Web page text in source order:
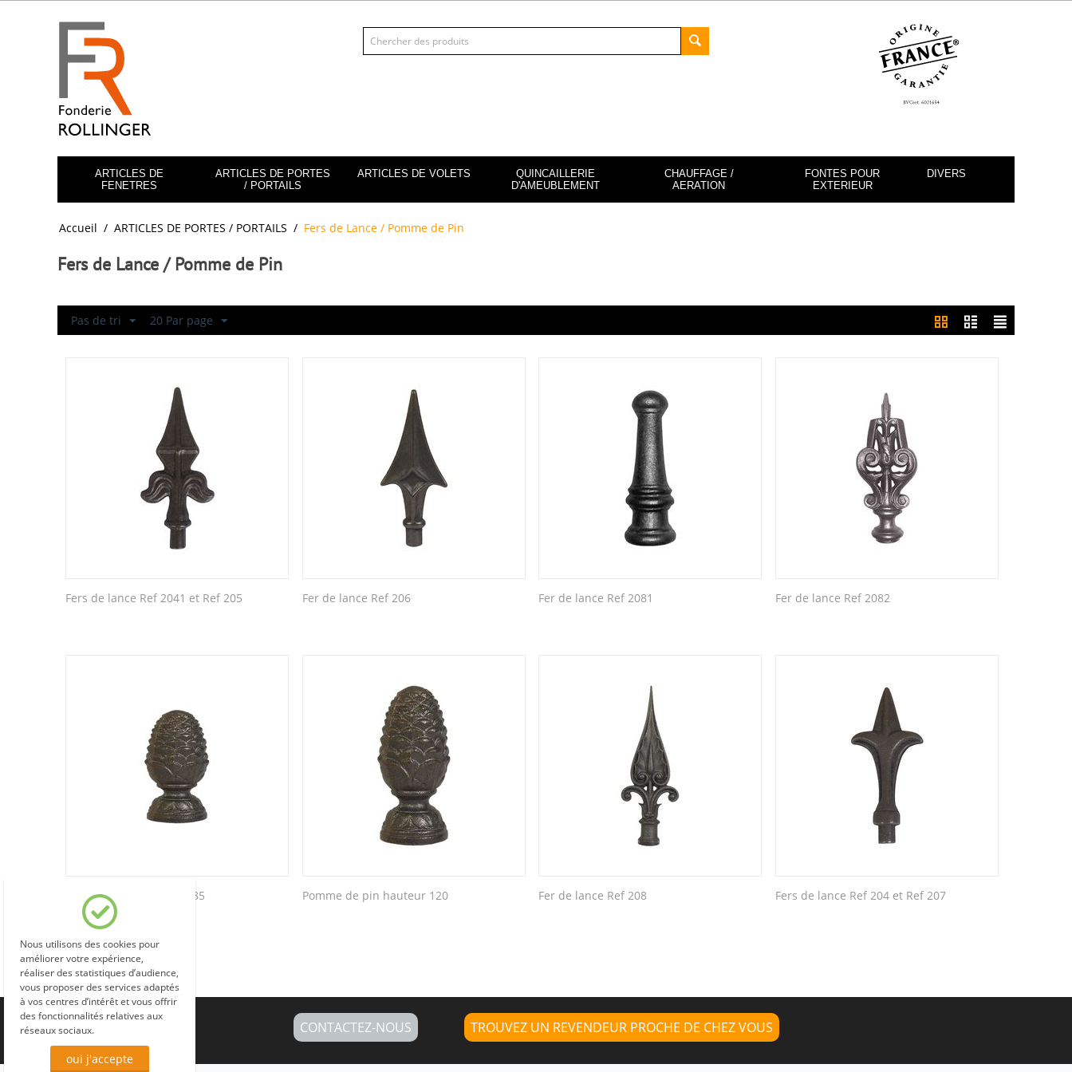
ARTICLES DE
FENETRES
ARTICLES DE PORTES
/ PORTAILS
ARTICLES DE VOLETS
QUINCAILLERIE
D'AMEUBLEMENT
CHAUFFAGE /
AERATION
FONTES POUR
EXTERIEUR
DIVERS
Accueil / ARTICLES DE PORTES / PORTAILS / Fers de Lance / Pomme de Pin
Fers de Lance / Pomme de Pin
Pas de tri 20 Par page
Fers de lance Ref 2041 et Ref 205 Fer de lance Ref 206 Fer de lance Ref 2081 Fer de lance Ref 2082
Pomme de pin hauteur 85 Pomme de pin hauteur 120 Fer de lance Ref 208 Fers de lance Ref 204 et Ref 207
CONTACTEZ-NOUS TROUVEZ UN REVENDEUR PROCHE DE CHEZ VOUS
Nous utilisons des cookies pour
améliorer votre expérience,
réaliser des statistiques d’audience,
vous proposer des services adaptés
à vos centres d’intérêt et vous offrir
des fonctionnalités relatives aux
réseaux sociaux.
oui j'accepte